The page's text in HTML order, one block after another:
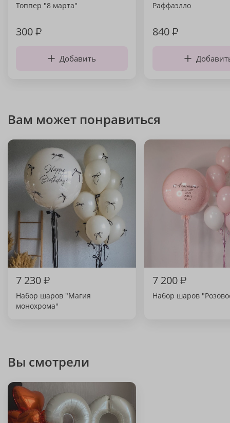
Топпер "8 марта"
300₽
Добавить
Раффаэлло
840₽
Вам может понравиться
7 230₽
Набор шаров "Магия
монохрома"
7 200₽
Набор шаров
Вы смотрели